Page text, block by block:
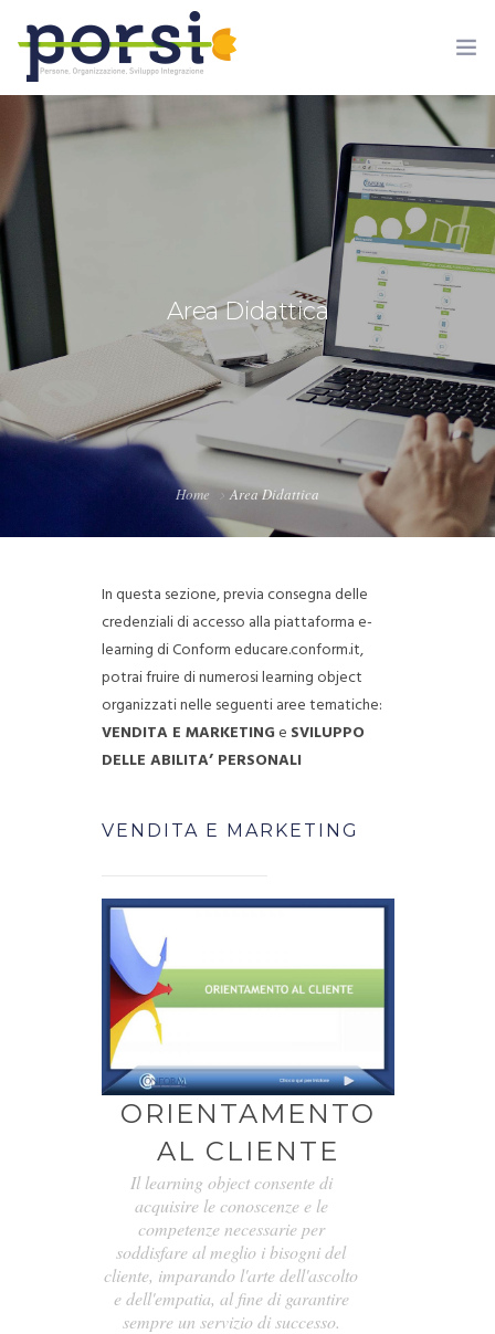
HOME
IL PROGETTO
AREA DIDATTICA
CONTATTI
Area Didattica
Home Area Didattica
In questa sezione, previa consegna delle
credenziali di accesso alla piattaforma e-
learning di Conform educare.conform.it,
potrai fruire di numerosi learning object
organizzati nelle seguenti aree tematiche:
VENDITA E MARKETING e SVILUPPO
DELLE ABILITA’ PERSONALI
VENDITA E MARKETING
ORIENTAMENTO
AL CLIENTE
Il learning object consente di
acquisire le conoscenze e le
competenze necessarie per
soddisfare al meglio i bisogni del
cliente, imparando l'arte dell'ascolto
e dell'empatia, al fine di garantire
sempre un servizio di successo.